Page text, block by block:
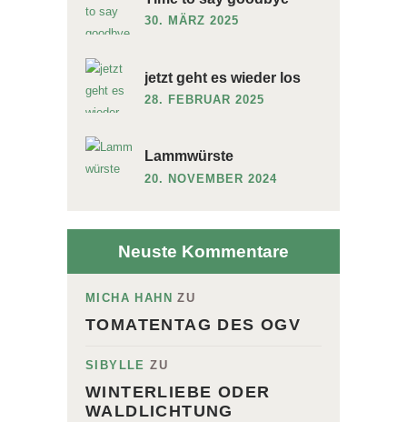
30. MÄRZ 2025
jetzt geht es wieder los
28. FEBRUAR 2025
Lammwürste
20. NOVEMBER 2024
Neuste Kommentare
MICHA HAHN ZU
TOMATENTAG DES OGV
SIBYLLE ZU
WINTERLIEBE ODER
WALDLICHTUNG